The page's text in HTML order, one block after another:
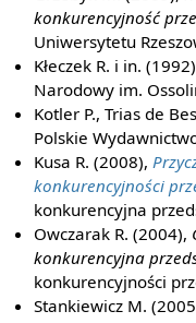
konkurencyjność
Uniwersytetu
Kłeczek R. i in.
Narodowy im.
Kotler P., Trias de
Polskie
Kusa R. (2008),
konkurencyjności
konkurencyjna
Owczarak R. (2004),
konkurencyjna
konkurencyjności
Stankiewicz M.